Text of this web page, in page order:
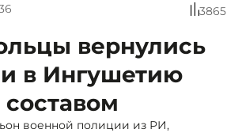
3865
вернулись
в Ингушетию
военной полиции из РИ,